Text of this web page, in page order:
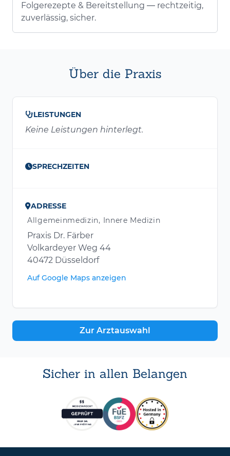
Folgerezepte & Bereitstellung — rechtzeitig,
zuverlässig, sicher.
Über die Praxis
LEISTUNGEN
Keine Leistungen hinterlegt.
SPRECHZEITEN
ADRESSE
Allgemeinmedizin, Innere Medizin
Praxis Dr. Färber
Volkardeyer Weg 44
40472 Düsseldorf
Auf Google Maps anzeigen
Zur Arztauswahl
Sicher in allen Belangen